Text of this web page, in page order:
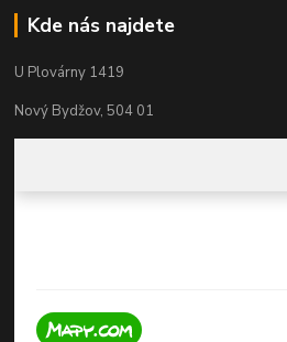
Kde nás najdete
U Plovárny 1419
Nový Bydžov, 504 01